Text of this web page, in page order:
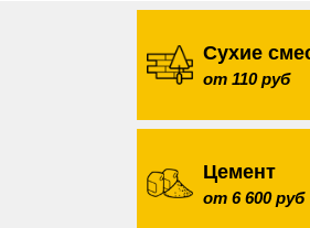
Сухие
от 110 руб
Цемент
от 6 600 руб